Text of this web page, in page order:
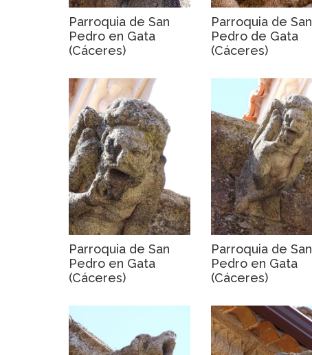
Parroquia de San
Pedro en Gata
(Cáceres)
Parroquia de San
Pedro de Gata
(Cáceres)
Parroquia de San
Pedro en Gata
(Cáceres)
Parroquia de San
Pedro en Gata
(Cáceres)